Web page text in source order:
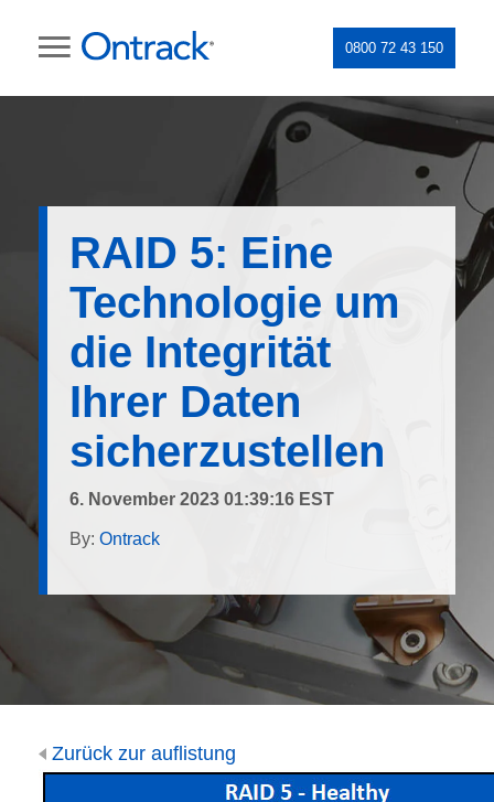
0800 72 43 150
RAID 5: Eine
Technologie um
die Integrität
Ihrer Daten
sicherzustellen
6. November 2023 01:39:16 EST
By: Ontrack
Zurück zur auflistung